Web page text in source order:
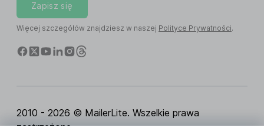
Zapisz się
Więcej szczegółów znajdziesz w naszej Polityce Prywatności.
2010 - 2026 © MailerLite. Wszelkie prawa
zastrzeżone.